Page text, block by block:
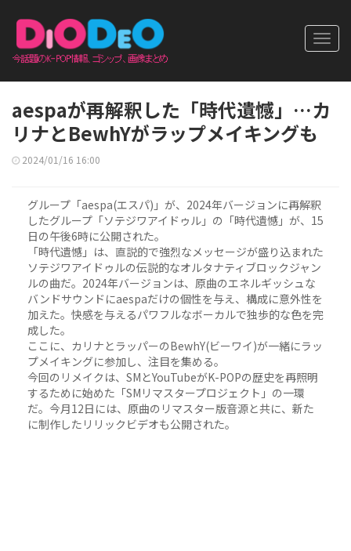
aespaが再解釈した「時代遺憾」…カ
リナとBewhYがラップメイキングも
2024/01/16 16:00
グループ「aespa(エスパ)」が、2024年バージョンに再解釈
したグループ「ソテジワアイドゥル」の「時代遺憾」が、15
日の午後6時に公開された。
「時代遺憾」は、直説的で強烈なメッセージが盛り込まれた
ソテジワアイドゥルの伝説的なオルタナティブロックジャン
ルの曲だ。2024年バージョンは、原曲のエネルギッシュな
バンドサウンドにaespaだけの個性を与え、構成に意外性を
加えた。快感を与えるパワフルなボーカルで独歩的な色を完
成した。
ここに、カリナとラッパーのBewhY(ビーワイ)が一緒にラッ
プメイキングに参加し、注目を集める。
今回のリメイクは、SMとYouTubeがK-POPの歴史を再照明
するために始めた「SMリマスタープロジェクト」の一環
だ。今月12日には、原曲のリマスター版音源と共に、新た
に制作したリリックビデオも公開された。